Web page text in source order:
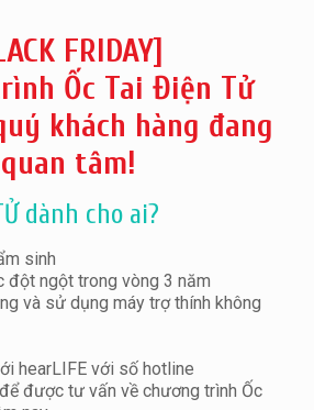
FRIDAY]
Ốc Tai Điện Tử
khách hàng đang
quan tâm!
dành cho ai?
sinh
đột ngột trong vòng 3 năm
và sử dụng máy trợ thính không
hearLIFE với số hotline
được tư vấn về chương trình Ốc